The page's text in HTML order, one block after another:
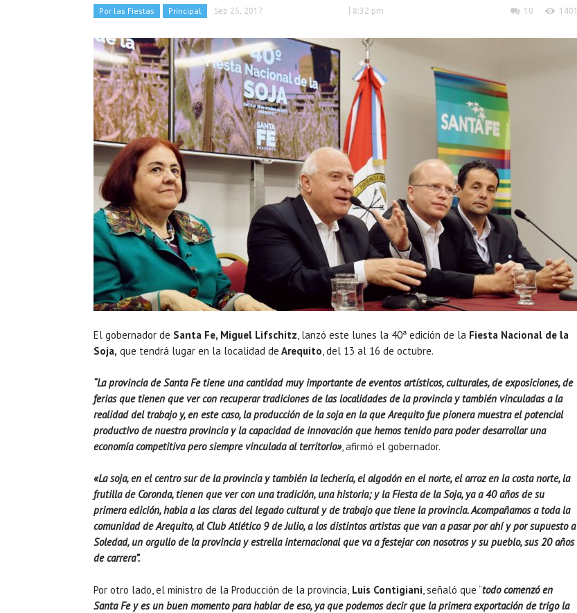
Por las Fiestas Principal Sep 25, 2017 | 8:32 pm 10 1401
El gobernador de Santa Fe, Miguel Lifschitz, lanzó este lunes la 40ª edición de la Fiesta Nacional de la
Soja, que tendrá lugar en la localidad de Arequito, del 13 al 16 de octubre.
“La provincia de Santa Fe tiene una cantidad muy importante de eventos artísticos, culturales, de exposiciones, de
ferias que tienen que ver con recuperar tradiciones de las localidades de la provincia y también vinculadas a la
realidad del trabajo y, en este caso, la producción de la soja en la que Arequito fue pionera muestra el potencial
productivo de nuestra provincia y la capacidad de innovación que hemos tenido para poder desarrollar una
economía competitiva pero siempre vinculada al territorio», afirmó el gobernador.
«La soja, en el centro sur de la provincia y también la lechería, el algodón en el norte, el arroz en la costa norte, la
frutilla de Coronda, tienen que ver con una tradición, una historia; y la Fiesta de la Soja, ya a 40 años de su
primera edición, habla a las claras del legado cultural y de trabajo que tiene la provincia. Acompañamos a toda la
comunidad de Arequito, al Club Atlético 9 de Julio, a los distintos artistas que van a pasar por ahí y por supuesto a
Soledad, un orgullo de la provincia y estrella internacional que va a festejar con nosotros y su pueblo, sus 20 años
de carrera”.
Por otro lado, el ministro de la Producción de la provincia, Luis Contigiani, señaló que “todo comenzó en
Santa Fe y es un buen momento para hablar de eso, ya que podemos decir que la primera exportación de trigo la